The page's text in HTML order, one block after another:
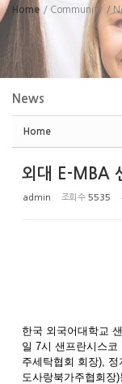
Home / Community /
News
Home
외대 E-MBA
admin 조회 수 5535
한국 외국어대학교
일 7시 샌프란시스
주세탁협회 회장),
도사랑북가주협회장